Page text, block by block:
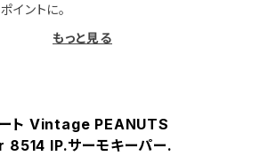
イントに。
もっと見る
ト Vintage PEANUTS
IP.サーモキーパー.